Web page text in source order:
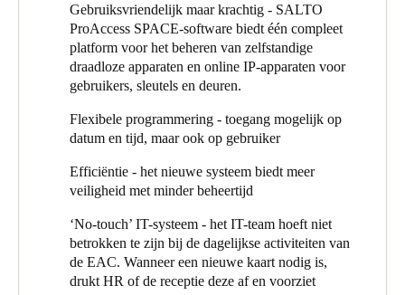
toegangskaarten programmeren om de toegang tot de specifieke
goedgekeurde uren van een gebruiker te beperken, en als een
kaart verloren gaat, is het een eenvoudige vraag om een nieuwe
te programmeren.”
Security Systems, Trevor op de hoogte van de beschikbare
technologieën en hoe ze het college kunnen helpen. Hij stelde
moeten kijken, waar de mobiele telefoon van de gebruiker
zijn/haar toegangsgegevens wordt. Ze hebben het uitgeprobeerd
gebruikt: “De tennisclub wilde dat elk van hun ongeveer 50
leden een sleutel had, dus hebben we hen de mobiele oplossing
van JustIN aangeboden”, legt Trevor uit: “De club geeft ons een
lijst met namen en mobiele nummers van leden en we geven een
Gebruiksvriendelijk maar krachtig - SALTO
ProAccess SPACE-software biedt één compleet
platform voor het beheren van zelfstandige
draadloze apparaten en online IP-apparaten voor
gebruikers, sleutels en deuren.
Flexibele programmering - toegang mogelijk op
datum en tijd, maar ook op gebruiker
Efficiëntie - het nieuwe systeem biedt meer
veiligheid met minder beheertijd
‘No-touch’ IT-systeem - het IT-team hoeft niet
betrokken te zijn bij de dagelijkse activiteiten van
de EAC. Wanneer een nieuwe kaart nodig is,
drukt HR of de receptie deze af en voorziet